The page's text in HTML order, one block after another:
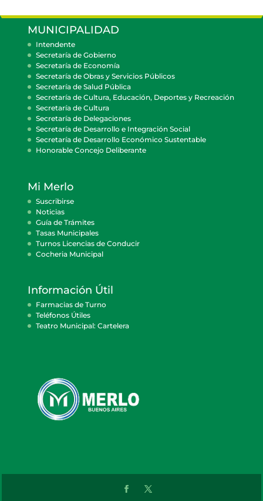
MUNICIPALIDAD
Intendente
Secretaría de Gobierno
Secretaría de Economía
Secretaría de Obras y Servicios Públicos
Secretaría de Salud Pública
Secretaría de Cultura, Educación, Deportes y Recreación
Secretaría de Cultura
Secretaría de Delegaciones
Secretaría de Desarrollo e Integración Social
Secretaría de Desarrollo Económico Sustentable
Honorable Concejo Deliberante
Mi Merlo
Suscribirse
Noticias
Guía de Trámites
Tasas Municipales
Turnos Licencias de Conducir
Cocheria Municipal
Información Útil
Farmacias de Turno
Teléfonos Útiles
Teatro Municipal: Cartelera